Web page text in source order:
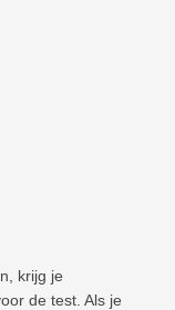
krijg je
de test. Als je